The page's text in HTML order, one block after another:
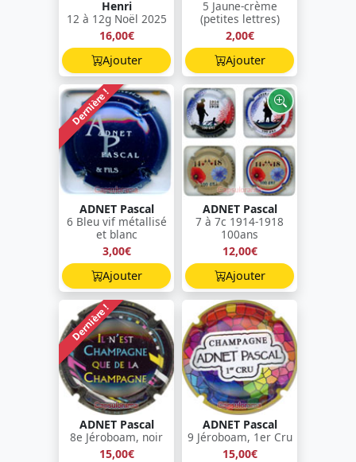
Henri
12 à 12g Noël 2025
16,00€
Ajouter
5 Jaune-crème
(petites lettres)
2,00€
Ajouter
Dernière !
ADNET Pascal
6 Bleu vif métallisé
et blanc
3,00€
Ajouter
ADNET Pascal
7 à 7c 1914-1918
100ans
12,00€
Ajouter
Dernière !
ADNET Pascal
8e Jéroboam, noir
15,00€
ADNET Pascal
9 Jéroboam, 1er Cru
15,00€